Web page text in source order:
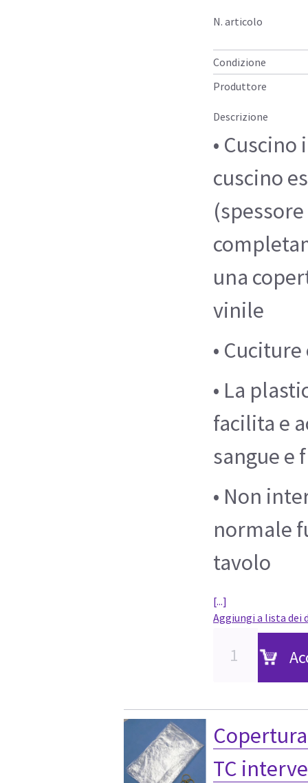
N. articolo
Condizione
Produttore
Descrizione
•
cuscino
una
vinile
•
• La
facilita e
sangue e
• Non
normale
tavolo
[...]
Aggiungi a lista dei
TC